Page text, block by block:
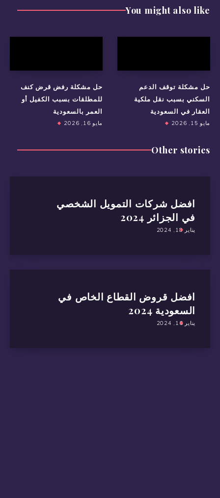
You might also like
حل مشكلة رفض قرض كنف
للمطلقات بسبب الكفيل أو
العمر بالسعودية
مايو 16, 2026
حل مشكلة توقف الدعم
السكني بسبب نقل ملكية
العقار في السعودية
مايو 15, 2026
Other stories
افضل شركات التمويل الشخصي
في الجزائر 2024
يناير 18, 2024
افضل قروض القطاع الخاص في
السعودية 2024
يناير 16, 2024